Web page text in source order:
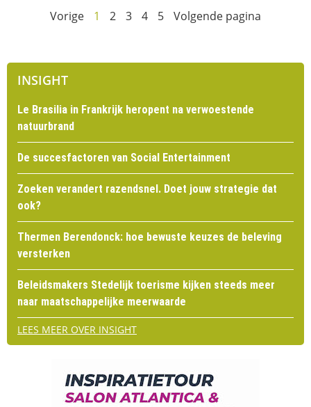
Vorige 1 2 3 4 5 Volgende pagina
INSIGHT
Le Brasilia in Frankrijk heropent na verwoestende
natuurbrand
De succesfactoren van Social Entertainment
Zoeken verandert razendsnel. Doet jouw strategie dat
ook?
Thermen Berendonck: hoe bewuste keuzes de beleving
versterken
Beleidsmakers Stedelijk toerisme kijken steeds meer
naar maatschappelijke meerwaarde
LEES MEER OVER INSIGHT